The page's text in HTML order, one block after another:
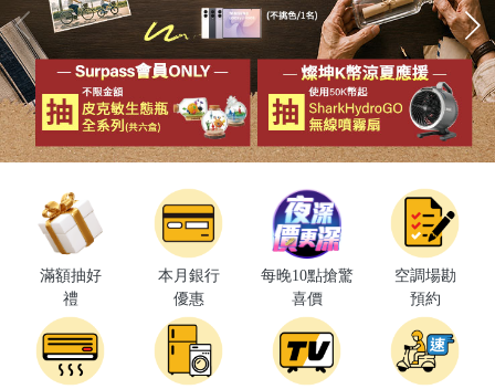
滿額抽好
禮
本月銀行
優惠
每晚10點搶驚
喜價
空調場勘
預約